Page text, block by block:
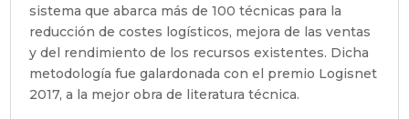
sistema que abarca más de 100 técnicas para la
reducción de costes logísticos, mejora de las ventas
y del rendimiento de los recursos existentes. Dicha
metodología fue galardonada con el premio Logisnet
2017, a la mejor obra de literatura técnica.